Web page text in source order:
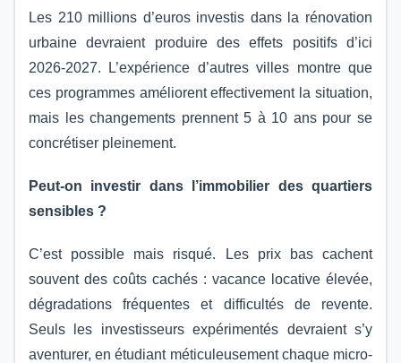
Les 210 millions d’euros investis dans la rénovation
urbaine devraient produire des effets positifs d’ici
2026-2027. L’expérience d’autres villes montre que
ces programmes améliorent effectivement la situation,
mais les changements prennent 5 à 10 ans pour se
concrétiser pleinement.
Peut-on investir dans l’immobilier des quartiers
sensibles ?
C’est possible mais risqué. Les prix bas cachent
souvent des coûts cachés : vacance locative élevée,
dégradations fréquentes et difficultés de revente.
Seuls les investisseurs expérimentés devraient s’y
aventurer, en étudiant méticuleusement chaque micro-